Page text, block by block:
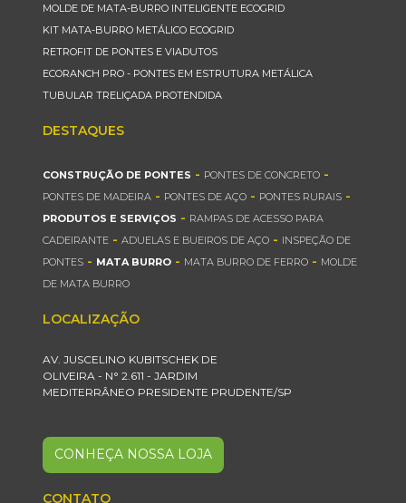
MOLDE DE MATA-BURRO INTELIGENTE ECOGRID
KIT MATA-BURRO METÁLICO ECOGRID
RETROFIT DE PONTES E VIADUTOS
ECORANCH PRO - PONTES EM ESTRUTURA METÁLICA
TUBULAR TRELIÇADA PROTENDIDA
DESTAQUES
CONSTRUÇÃO DE PONTES - PONTES DE CONCRETO -
PONTES DE MADEIRA - PONTES DE AÇO - PONTES RURAIS -
PRODUTOS E SERVIÇOS - RAMPAS DE ACESSO PARA
CADEIRANTE -ADUELAS E BUEIROS DE AÇO - INSPEÇÃO DE
PONTES - MATA BURRO - MATA BURRO DE FERRO - MOLDE
DE MATA BURRO
LOCALIZAÇÃO
AV. JUSCELINO KUBITSCHEK DE
OLIVEIRA - N° 2.611 - JARDIM
MEDITERRÂNEO PRESIDENTE PRUDENTE/SP
CONHEÇA NOSSA LOJA
CONTATO